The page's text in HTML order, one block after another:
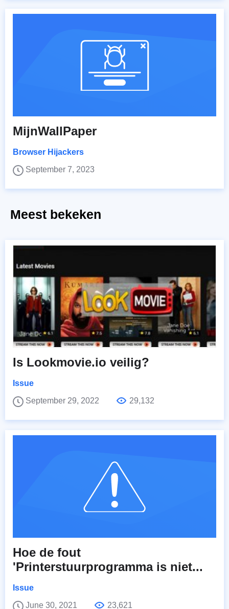
MijnWallPaper
Browser Hijackers
September 7, 2023
Meest bekeken
Is Lookmovie.io veilig?
Issue
September 29, 2022
29,132
Hoe de fout
'Printerstuurprogramma is niet...
Issue
June 30, 2021
23,621